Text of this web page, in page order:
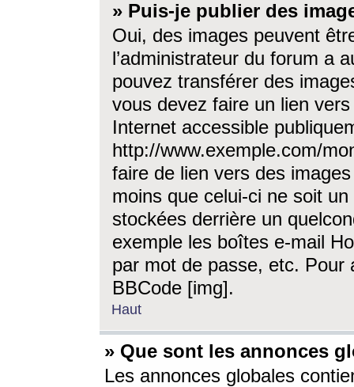
» Puis-je publier des
Oui, des images peuvent
l’administrateur du forum a
pouvez transférer des
vous devez faire un lien
Internet accessible
http://www.exemple.com/
faire de lien vers des
moins que celui-ci ne soit
stockées derrière un
exemple les boîtes e-mail
par mot de passe, etc. Pour
BBCode [img].
Haut
» Que sont les annonces
Les annonces globales